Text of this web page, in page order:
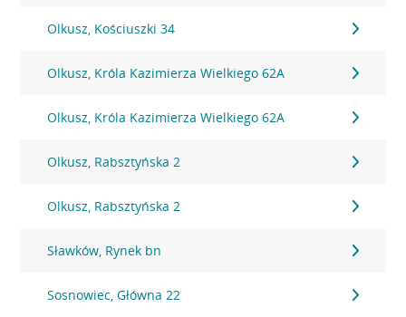
Olkusz, Kościuszki 34
Olkusz, Króla Kazimierza Wielkiego 62A
Olkusz, Króla Kazimierza Wielkiego 62A
Olkusz, Rabsztyńska 2
Olkusz, Rabsztyńska 2
Sławków, Rynek bn
Sosnowiec, Główna 22